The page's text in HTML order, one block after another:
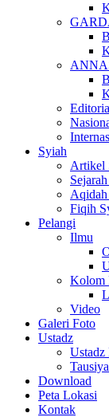
Syiah
Artikel
Fiqih
Pelangi
Ilmu
Kolom
Video
Galeri Foto
Ustadz
Ustadz
Download
Peta Lokasi
Kontak